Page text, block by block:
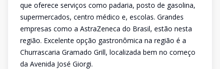
que oferece serviços como padaria, posto de gasolina,
supermercados, centro médico e, escolas. Grandes
empresas como a AstraZeneca do Brasil, estão nesta
região. Excelente opção gastronômica na região é a
Churrascaria Gramado Grill, localizada bem no começo
da Avenida José Giorgi.